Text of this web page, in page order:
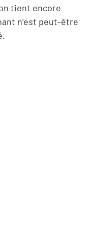
tient encore
n’est peut-être